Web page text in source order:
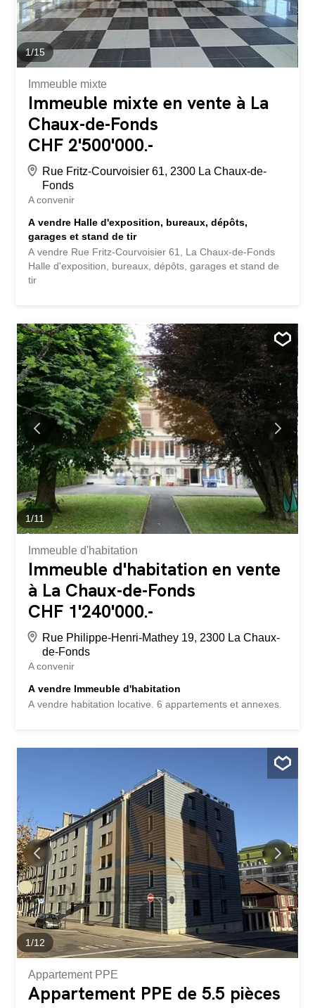
1/15
Immeuble mixte
Immeuble mixte en vente à La
Chaux-de-Fonds
CHF 2'500'000.-
Rue Fritz-Courvoisier 61, 2300 La Chaux-de-
Fonds
A convenir
A vendre Halle d'exposition, bureaux, dépôts,
garages et stand de tir
A vendre Rue Fritz-Courvoisier 61, La Chaux-de-Fonds
Halle d'exposition, bureaux, dépôts, garages et stand de
tir
1/11
Immeuble d'habitation
Immeuble d'habitation en vente
à La Chaux-de-Fonds
CHF 1'240'000.-
Rue Philippe-Henri-Mathey 19, 2300 La Chaux-
de-Fonds
A convenir
A vendre Immeuble d'habitation
A vendre habitation locative. 6 appartements et annexes.
1/12
Appartement PPE
Appartement PPE de 5.5 pièces